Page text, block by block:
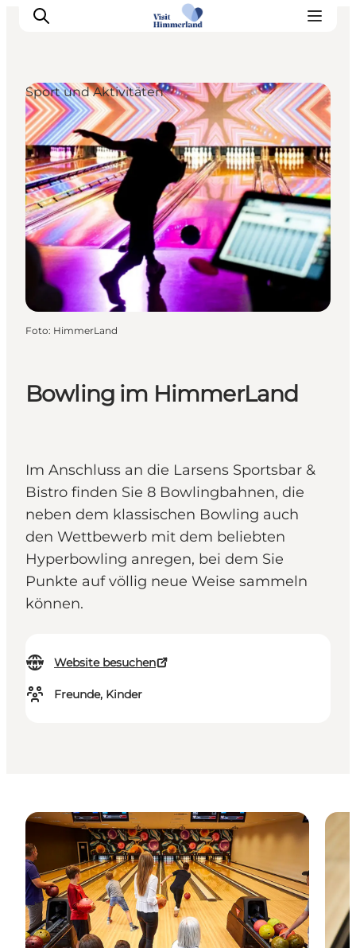
Erlebnisse
Natur
Städte und Orte
Das passiert
Reiseplanung
Praktische Informationen
Bowling im HimmerLand
Im Anschluss an die Larsens Sportsbar &
Bistro finden Sie 8 Bowlingbahnen, die
neben dem klassischen Bowling auch
den Wettbewerb mit dem beliebten
Hyperbowling anregen, bei dem Sie
Punkte auf völlig neue Weise sammeln
können.
Website besuchen
Freunde, Kinder
Sport und Aktivitäten
Foto: HimmerLand